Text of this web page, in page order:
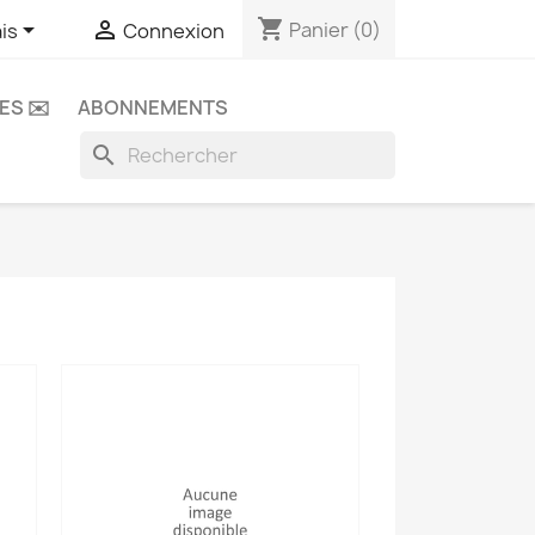
  Connexion shopping_cart Panier (0)
✉️ ABONNEMENTS
search